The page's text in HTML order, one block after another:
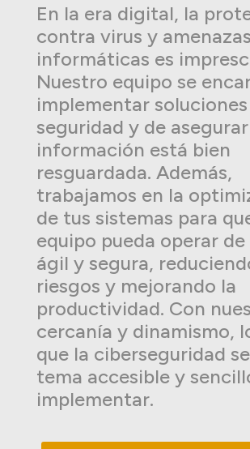
En la era digital, la
contra virus y amenazas
informáticas es
Nuestro equipo se
implementar
seguridad y de
información está bien
resguardada. Además,
trabajamos en la
de tus sistemas para
equipo pueda operar
ágil y segura,
riesgos y mejorando la
productividad. Con
cercanía y dinamismo,
que la ciberseguridad
tema accesible y
implementar.